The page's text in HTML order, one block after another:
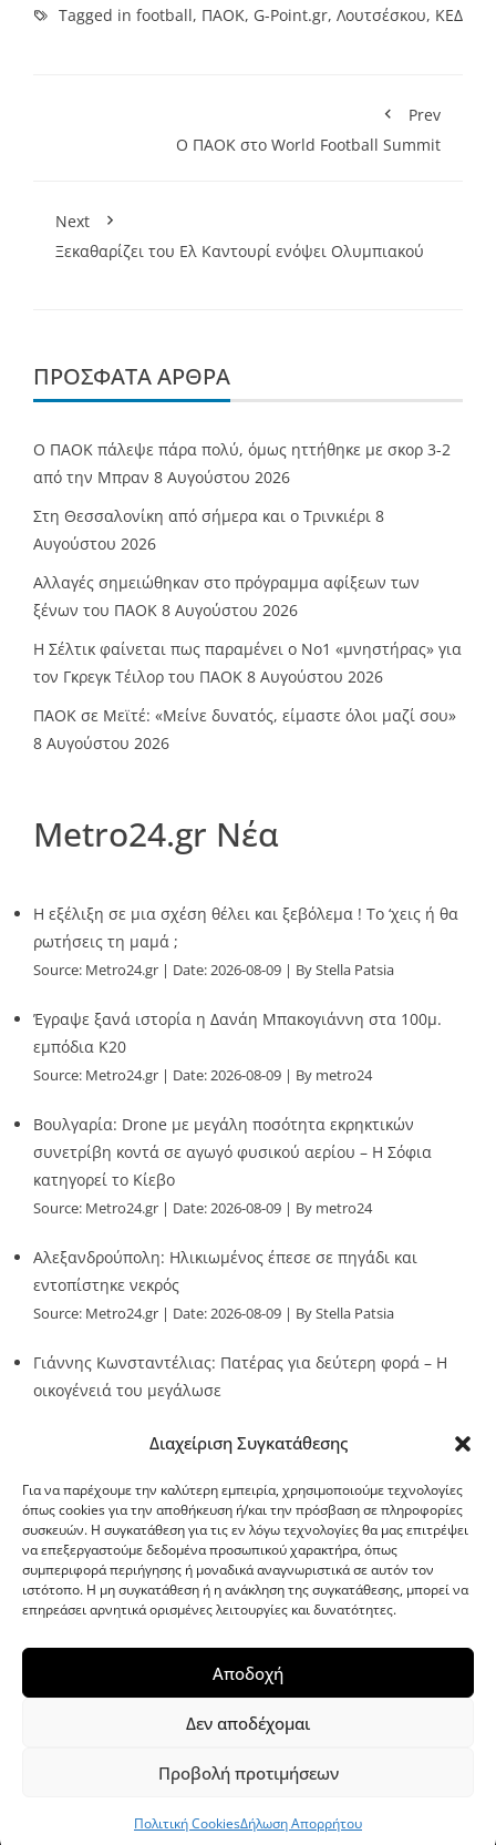
Διαχείριση Συγκατάθεσης
Για να παρέχουμε την καλύτερη εμπειρία, χρησιμοποιούμε τεχνολογίες
όπως cookies για την αποθήκευση ή/και την πρόσβαση σε πληροφορίες
συσκευών. Η συγκατάθεση για τις εν λόγω τεχνολογίες θα μας επιτρέψει
να επεξεργαστούμε δεδομένα προσωπικού χαρακτήρα, όπως
συμπεριφορά περιήγησης ή μοναδικά αναγνωριστικά σε αυτόν τον
ιστότοπο. Η μη συγκατάθεση ή η ανάκληση της συγκατάθεσης, μπορεί να
επηρεάσει αρνητικά ορισμένες λειτουργίες και δυνατότητες.
Αποδοχή
Δεν αποδέχομαι
Προβολή προτιμήσεων
Πολιτική CookiesΔήλωση Απορρήτου
Tagged in football, ΠΑΟΚ, G-Point.gr, Λουτσέσκου, ΚΕΔ
Prev
Ο ΠΑΟΚ στο World Football Summit
Next
Ξεκαθαρίζει του Ελ Καντουρί ενόψει Ολυμπιακού
ΠΡΌΣΦΑΤΑ ΆΡΘΡΑ
Ο ΠΑΟΚ πάλεψε πάρα πολύ, όμως ηττήθηκε με σκορ 3-2
από την Μπραν 8 Αυγούστου 2026
Στη Θεσσαλονίκη από σήμερα και ο Τρινκιέρι 8
Αυγούστου 2026
Αλλαγές σημειώθηκαν στο πρόγραμμα αφίξεων των
ξένων του ΠΑΟΚ 8 Αυγούστου 2026
Η Σέλτικ φαίνεται πως παραμένει ο Νο1 «μνηστήρας» για
τον Γκρεγκ Τέιλορ του ΠΑΟΚ 8 Αυγούστου 2026
ΠΑΟΚ σε Μεϊτέ: «Μείνε δυνατός, είμαστε όλοι μαζί σου»
8 Αυγούστου 2026
Metro24.gr Νέα
Η εξέλιξη σε μια σχέση θέλει και ξεβόλεμα ! Το ‘χεις ή θα
ρωτήσεις τη μαμά ;
Source: Metro24.gr Date: 2026-08-09 By Stella Patsia
Έγραψε ξανά ιστορία η Δανάη Μπακογιάννη στα 100μ.
εμπόδια Κ20
Source: Metro24.gr Date: 2026-08-09 By metro24
Βουλγαρία: Drone με μεγάλη ποσότητα εκρηκτικών
συνετρίβη κοντά σε αγωγό φυσικού αερίου – Η Σόφια
κατηγορεί το Κίεβο
Source: Metro24.gr Date: 2026-08-09 By metro24
Αλεξανδρούπολη: Ηλικιωμένος έπεσε σε πηγάδι και
εντοπίστηκε νεκρός
Source: Metro24.gr Date: 2026-08-09 By Stella Patsia
Γιάννης Κωνσταντέλιας: Πατέρας για δεύτερη φορά – Η
οικογένειά του μεγάλωσε
G-point.gr
WordPress Theme|Viral Newsby HashThemes